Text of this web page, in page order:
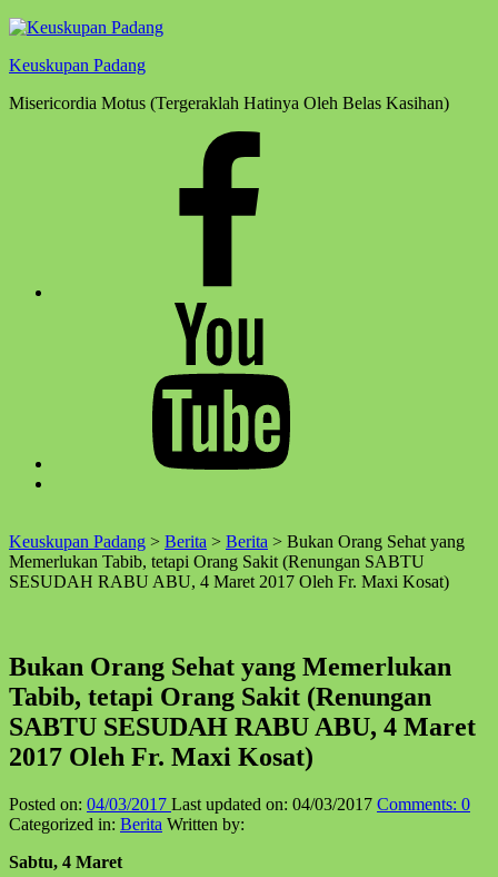
Keuskupan Padang
Misericordia Motus (Tergeraklah Hatinya Oleh Belas Kasihan)
↑
Keuskupan Padang > Berita > Berita > Bukan Orang Sehat yang
Memerlukan Tabib, tetapi Orang Sakit (Renungan SABTU
SESUDAH RABU ABU, 4 Maret 2017 Oleh Fr. Maxi Kosat)
Bukan Orang Sehat yang Memerlukan
Tabib, tetapi Orang Sakit (Renungan
SABTU SESUDAH RABU ABU, 4 Maret
2017 Oleh Fr. Maxi Kosat)
Posted on: 04/03/2017 Last updated on: 04/03/2017 Comments: 0
Categorized in: Berita Written by:
Sabtu, 4 Maret